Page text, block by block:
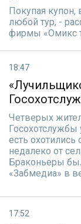
Покупая купон,
любой тур, -
фирмы «Омикс
18:47
Четверых
Госохотслужбы
есть
недалеко от
Браконьеры
«Забмедиа» в
17:52